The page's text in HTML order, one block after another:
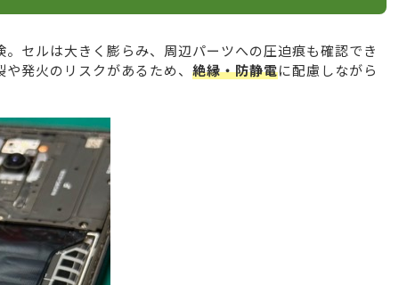
セルは大きく膨らみ、周辺パーツへの圧迫痕も確認でき
発火のリスクがあるため、 絶縁・防静電に配慮しながら